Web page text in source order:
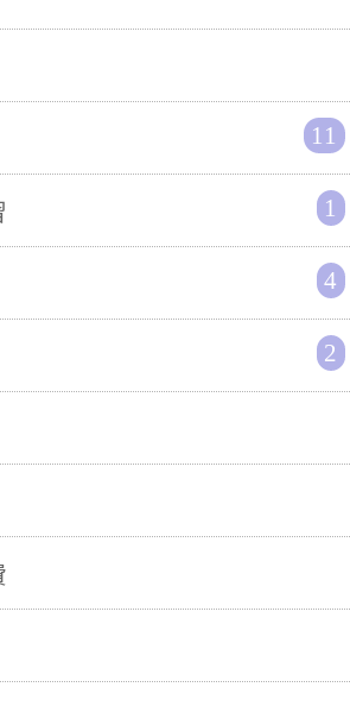
11
1
4
2